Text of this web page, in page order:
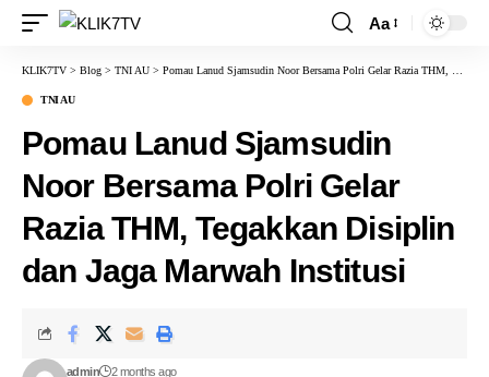
Aa
KLIK7TV > Blog > TNI AU > Pomau Lanud Sjamsudin Noor Bersama Polri Gelar Razia THM, Tegakkan Disiplin dan Jaga Marwah Institusi
TNI AU
Pomau Lanud Sjamsudin
Noor Bersama Polri Gelar
Razia THM, Tegakkan Disiplin
dan Jaga Marwah Institusi
admin 2 months ago